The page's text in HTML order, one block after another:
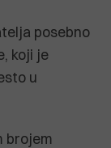
posebno
koji je
u
brojem